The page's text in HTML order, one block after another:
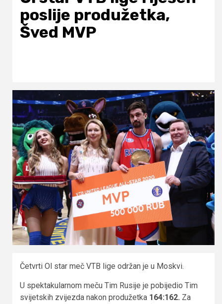
poslije produžetka,
Šved MVP
Četvrti Ol star meč VTB lige održan je u Moskvi.
U spektakularnom meču Tim Rusije je pobijedio Tim
svijetskih zvijezda nakon produžetka 164:162. Za